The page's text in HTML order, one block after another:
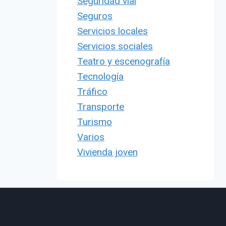
Seguros
Servicios locales
Servicios sociales
Teatro y escenografía
Tecnología
Tráfico
Transporte
Turismo
Varios
Vivienda joven